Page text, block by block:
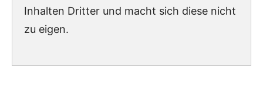
Inhalten Dritter und macht sich diese nicht
zu eigen.